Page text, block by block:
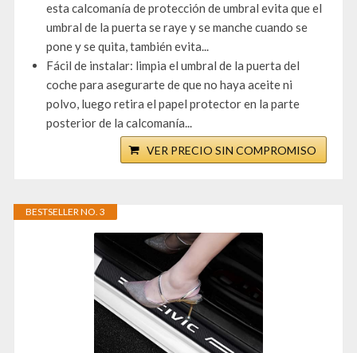
esta calcomanía de protección de umbral evita que el
umbral de la puerta se raye y se manche cuando se
pone y se quita, también evita...
Fácil de instalar: limpia el umbral de la puerta del
coche para asegurarte de que no haya aceite ni
polvo, luego retira el papel protector en la parte
posterior de la calcomanía...
VER PRECIO SIN COMPROMISO
BESTSELLER NO. 3